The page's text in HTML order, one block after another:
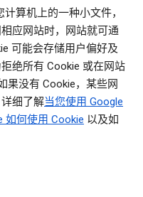
算机上的一种小文件，
应网站时，网站就可通
可能会存储用户偏好及
绝所有 Cookie 或在网站
果没有 Cookie，某些网
细了解当您使用 Google
如何使用 Cookie 以及如